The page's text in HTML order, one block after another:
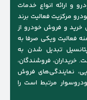
و ارائه انواع خدمات
مرکزیت فعالیت برند
و فروش خودرو از
فعالیت ویکی صرفا به
تبدیل شدن به
خریداران، فروشندگان،
نمایندگی‌های فروش
مرتبط است را